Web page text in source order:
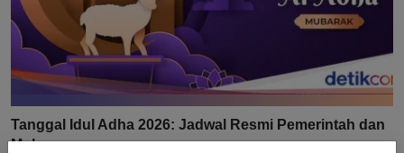
Tanggal Idul Adha 2026: Jadwal Resmi Pemerintah dan
Muh...